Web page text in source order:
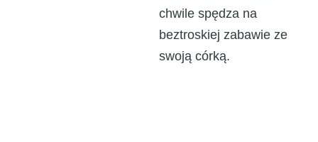
chwile spędza na
beztroskiej zabawie ze
swoją córką.